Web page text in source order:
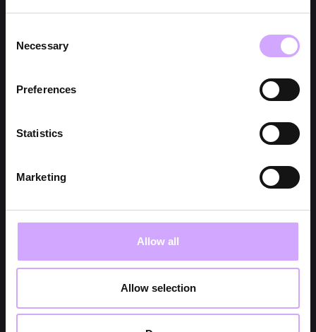
Selection
Necessary
Preferences
Statistics
Marketing
Allow all
Allow selection